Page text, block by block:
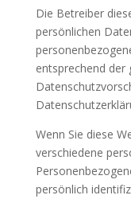
Die Betreiber
persönlichen
entsprechend der
Wenn Sie diese
verschiedene
persönlich